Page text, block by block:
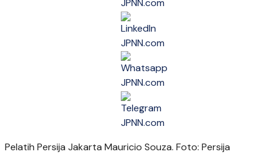
Pelatih Persija Jakarta Mauricio Souza. Foto: Persija